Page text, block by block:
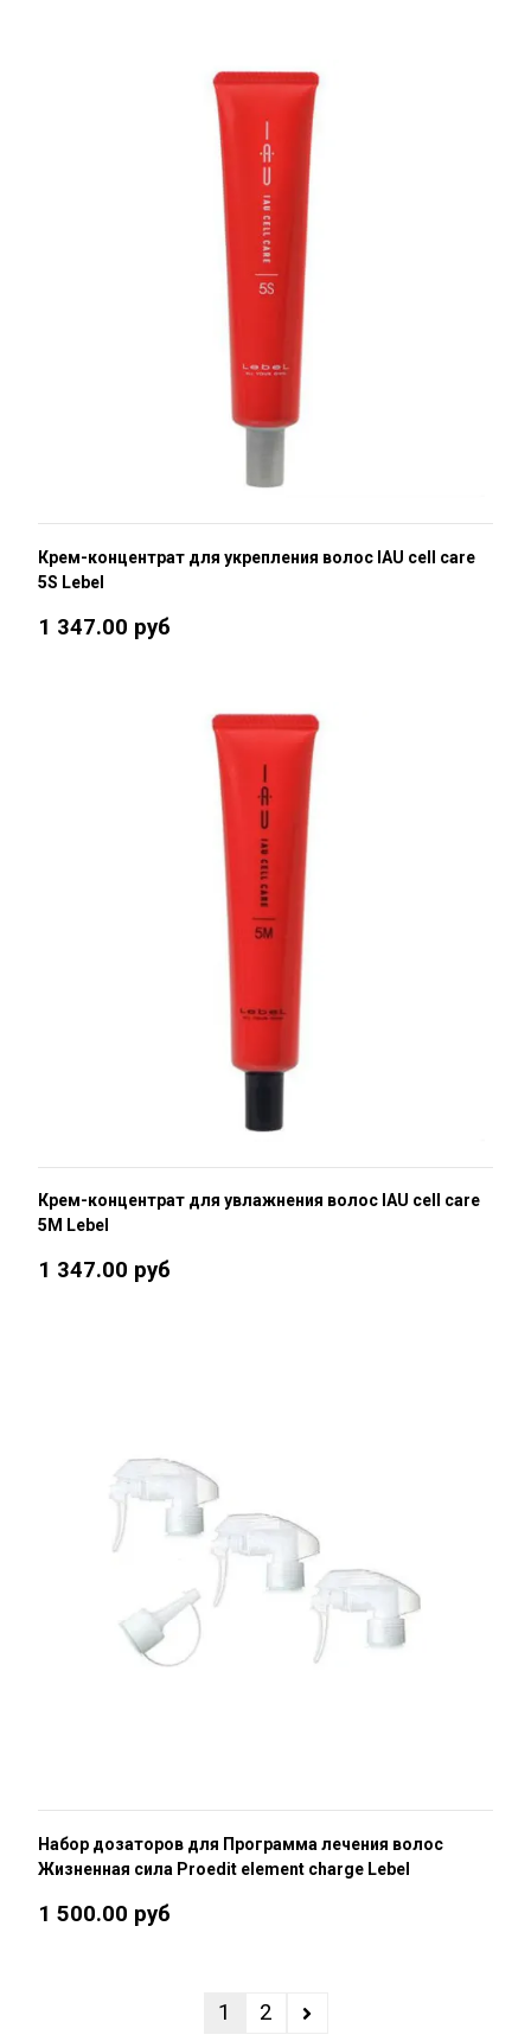
Крем-концентрат для укрепления волос IAU cell care
5S Lebel
1 347.00 руб
Крем-концентрат для увлажнения волос IAU cell care
5M Lebel
1 347.00 руб
Набор дозаторов для Программа лечения волос
Жизненная сила Proedit element charge Lebel
1 500.00 руб
1 2